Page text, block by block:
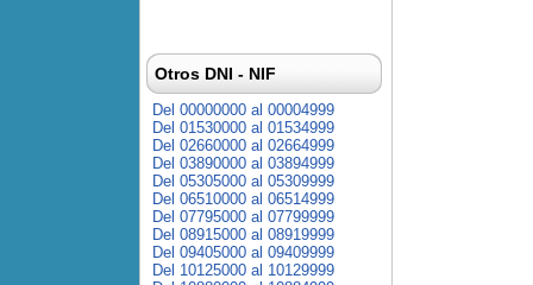
Otros DNI - NIF
Del 00000000 al 00004999
Del 01530000 al 01534999
Del 02660000 al 02664999
Del 03890000 al 03894999
Del 05305000 al 05309999
Del 06510000 al 06514999
Del 07795000 al 07799999
Del 08915000 al 08919999
Del 09405000 al 09409999
Del 10125000 al 10129999